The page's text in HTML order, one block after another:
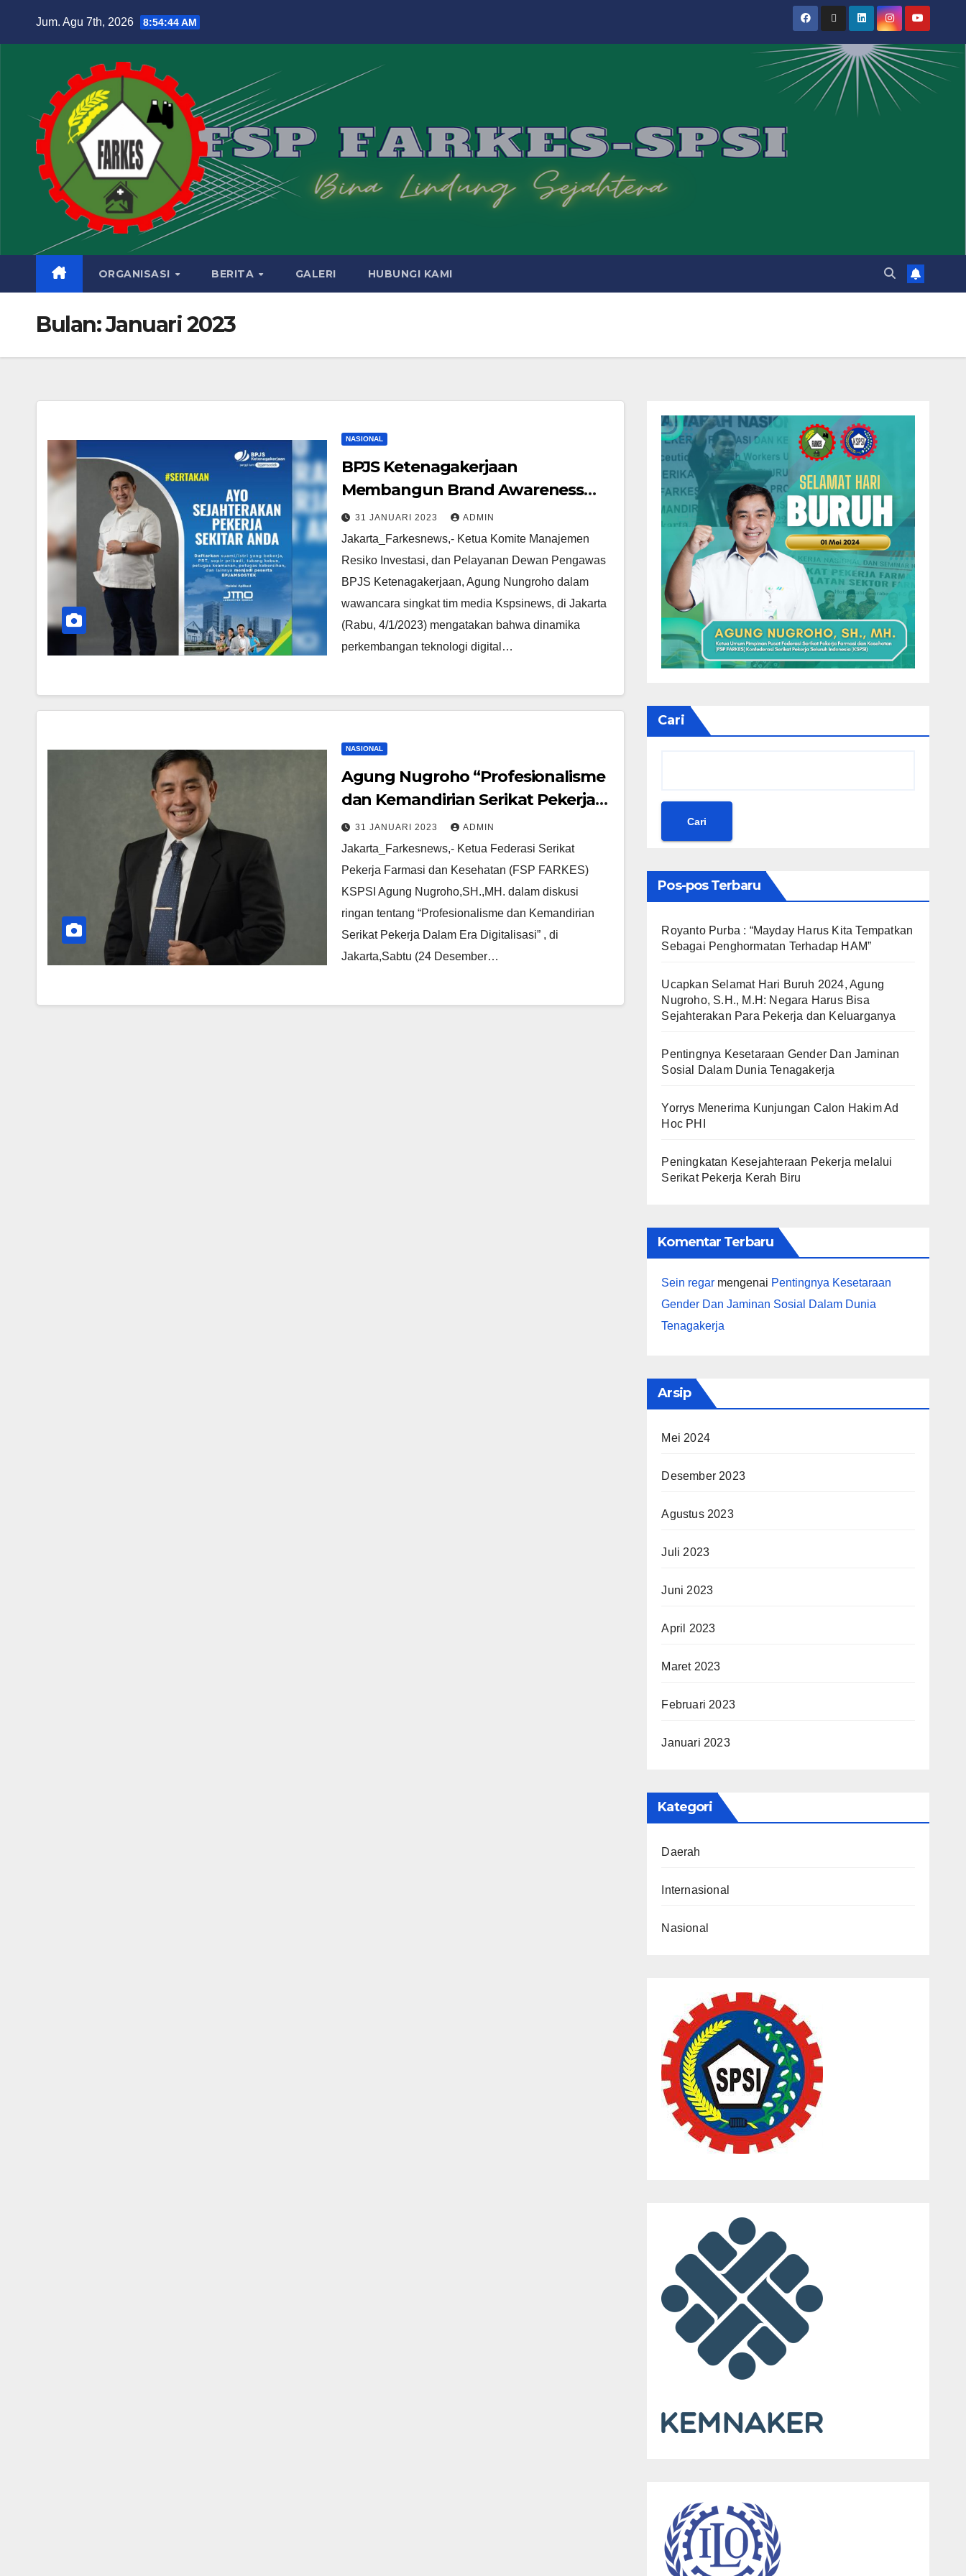
Jum. Agu 7th, 2026 8:54:45 AM
ORGANISASI BERITA GALERI HUBUNGI KAMI
Bulan:Januari 2023
NASIONAL
BPJS Ketenagakerjaan
Membangun Brand Awareness
Melalui Platform Digital
31 JANUARI 2023 ADMIN
Jakarta_Farkesnews,- Ketua Komite Manajemen
Resiko Investasi, dan Pelayanan Dewan Pengawas
BPJS Ketenagakerjaan, Agung Nungroho dalam
wawancara singkat tim media Kspsinews, di Jakarta
(Rabu, 4/1/2023) mengatakan bahwa dinamika
perkembangan teknologi digital…
NASIONAL
Agung Nugroho “Profesionalisme
dan Kemandirian Serikat Pekerja
Dalam Era Digitalisasi”
31 JANUARI 2023 ADMIN
Jakarta_Farkesnews,- Ketua Federasi Serikat
Pekerja Farmasi dan Kesehatan (FSP FARKES)
KSPSI Agung Nugroho,SH.,MH. dalam diskusi
ringan tentang “Profesionalisme dan Kemandirian
Serikat Pekerja Dalam Era Digitalisasi” , di
Jakarta,Sabtu (24 Desember…
Cari
Cari
Pos-pos Terbaru
Royanto Purba : “Mayday Harus Kita Tempatkan
Sebagai Penghormatan Terhadap HAM”
Ucapkan Selamat Hari Buruh 2024, Agung
Nugroho, S.H., M.H: Negara Harus Bisa
Sejahterakan Para Pekerja dan Keluarganya
Pentingnya Kesetaraan Gender Dan Jaminan
Sosial Dalam Dunia Tenagakerja
Yorrys Menerima Kunjungan Calon Hakim Ad
Hoc PHI
Peningkatan Kesejahteraan Pekerja melalui
Serikat Pekerja Kerah Biru
Komentar Terbaru
Sein regar mengenai Pentingnya Kesetaraan
Gender Dan Jaminan Sosial Dalam Dunia
Tenagakerja
Arsip
Mei 2024
Desember 2023
Agustus 2023
Juli 2023
Juni 2023
April 2023
Maret 2023
Februari 2023
Januari 2023
Kategori
Daerah
Internasional
Nasional